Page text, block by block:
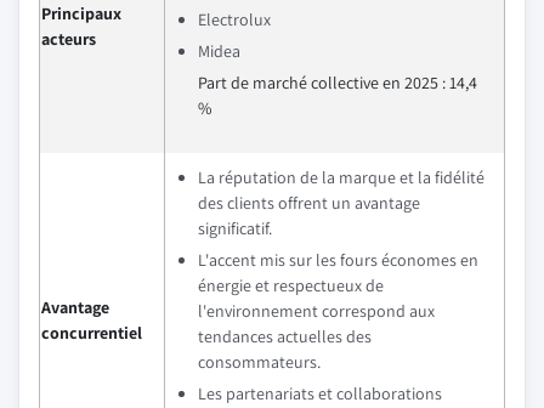
Principaux
acteurs
Electrolux
Midea
Part de marché collective en 2025 : 14,4
%
Avantage
concurrentiel
La réputation de la marque et la fidélité
des clients offrent un avantage
significatif.
L'accent mis sur les fours économes en
énergie et respectueux de
l'environnement correspond aux
tendances actuelles des
consommateurs.
Les partenariats et collaborations